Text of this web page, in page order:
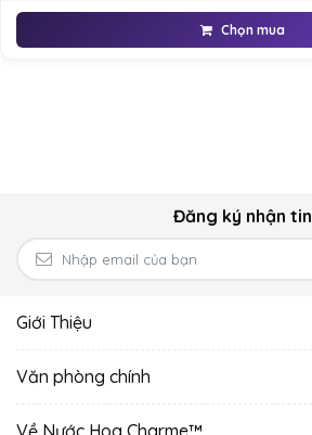
tiệc, giao lưu gặp gỡ bạn bè.
Chọn mua
Đăng ký nhận tin
Giới Thiệu
Văn phòng chính
Về Nước Hoa Charme™